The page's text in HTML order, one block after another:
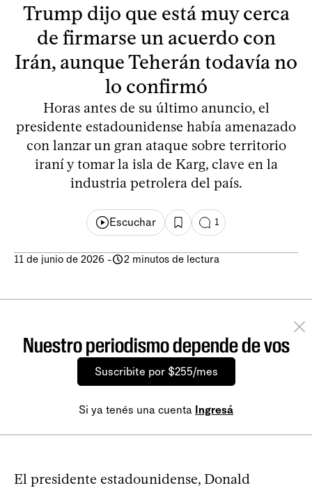
Trump dijo que está muy cerca
de firmarse un acuerdo con
Irán, aunque Teherán todavía no
lo confirmó
Horas antes de su último anuncio, el
presidente estadounidense había amenazado
con lanzar un gran ataque sobre territorio
iraní y tomar la isla de Karg, clave en la
industria petrolera del país.
Escuchar 1
11 de junio de 2026 - 2 minutos de lectura
Nuestro periodismo depende de vos
Suscribite por $255/mes
Si ya tenés una cuenta Ingresá
El presidente estadounidense, Donald